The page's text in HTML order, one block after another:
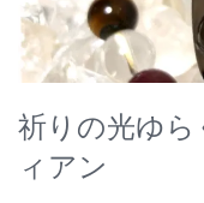
祈りの光ゆ
ィアン